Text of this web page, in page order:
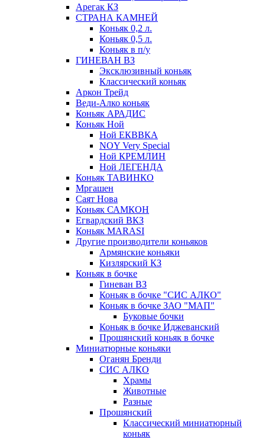
Арегак КЗ
СТРАНА КАМНЕЙ
Коньяк 0,2 л.
Коньяк 0,5 л.
Коньяк в п/у
ГИНЕВАН ВЗ
Эксклюзивный коньяк
Классический коньяк
Аркон Трейд
Веди-Алко коньяк
Коньяк АРАДИС
Коньяк Ной
Ной ЕКВВКА
NOY Very Special
Ной КРЕМЛИН
Ной ЛЕГЕНДА
Коньяк ТАВИНКО
Мргашен
Саят Нова
Коньяк САМКОН
Егвардский ВКЗ
Коньяк MARASI
Другие производители коньяков
Армянские коньяки
Кизлярский КЗ
Коньяк в бочке
Гиневан ВЗ
Коньяк в бочке "СИС АЛКО"
Коньяк в бочке ЗАО "МАП"
Буковые бочки
Коньяк в бочке Иджеванский
Прошянский коньяк в бочке
Миниатюрные коньяки
Оганян Бренди
СИС АЛКО
Храмы
Животные
Разные
Прошянский
Классический миниатюрный
коньяк